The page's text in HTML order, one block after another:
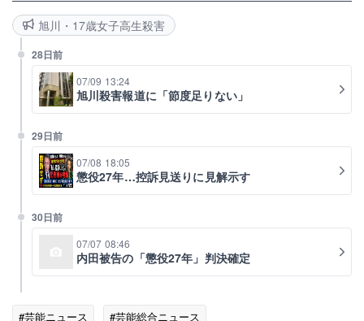
旭川・17歳女子高生殺害
28日前
07/09 13:24
旭川殺害報道に「節度足りない」
29日前
07/08 18:05
懲役27年…控訴見送りに見解示す
30日前
07/07 08:46
内田被告の「懲役27年」判決確定
#芸能ニュース
#芸能総合ニュース